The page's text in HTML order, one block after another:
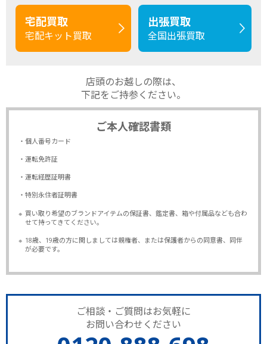
宅配買取
宅配キット買取
出張買取
全国出張買取
店頭のお越しの際は、
下記をご持参ください。
ご本人確認書類
・個人番号カード
・運転免許証
・運転経歴証明書
・特別永住者証明書
※ 買い取り希望のブランドアイテムの保証書、鑑定書、箱や付属品なども合わ
せて持ってきてください。
※ 18歳、19歳の方に関しましては親権者、または保護者からの同意書、同伴
が必要です。
ご相談・ご質問はお気軽に
お問い合わせください